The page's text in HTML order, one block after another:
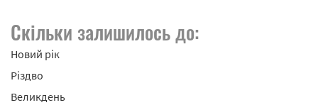
Скільки залишилось до:
Новий рік
Різдво
Великдень